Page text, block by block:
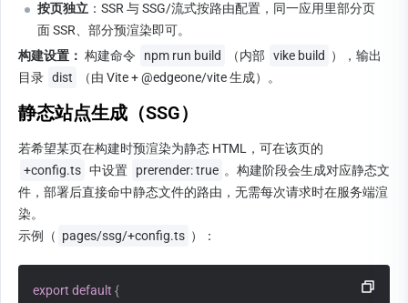
按页独立 ：SSR 与 SSG/流式按路由配置，同一应用里部分页
面 SSR、部分预渲染即可。
构建设置： 构建命令 npm run build （内部 vike build
），输出
目录 dist （由 Vite + @edgeone/vite 生成）。
静态站点生成（SSG）
若希望某页在构建时预渲染为静态 HTML，可在该页的
+config.ts 中设置 prerender: true 。构建阶段会生成对应静态文
件，部署后直接命中静态文件的路由，无需每次请求时在服务端渲
染。
示例（ pages/ssg/+config.ts ）：
export default {